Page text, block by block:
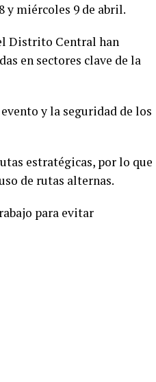
y miércoles 9 de abril.
Distrito Central han
en sectores clave de la
y la seguridad de los
estratégicas, por lo que
de rutas alternas.
para evitar